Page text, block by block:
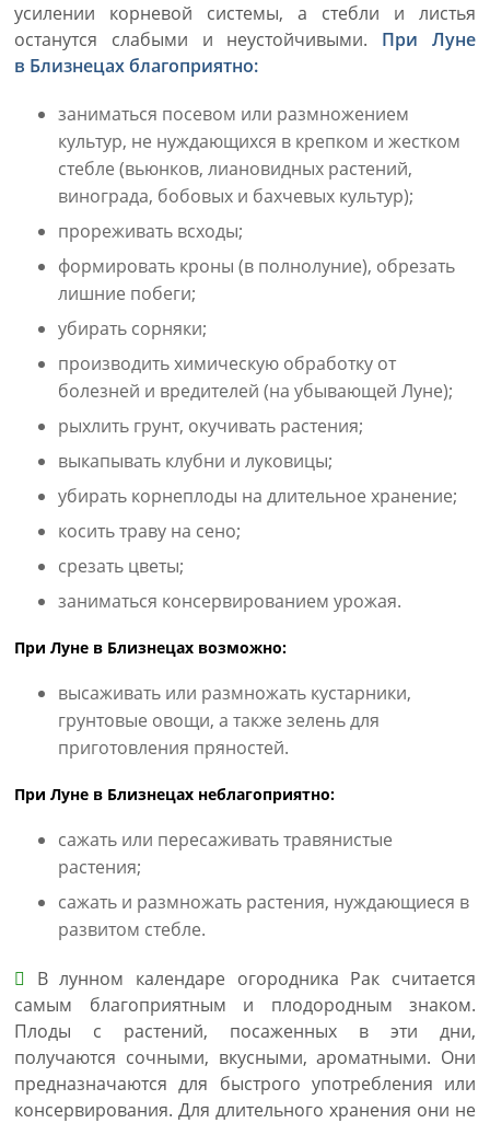
усилении корневой системы, а стебли и листья
останутся слабыми и неустойчивыми. При Луне
в Близнецах благоприятно:
заниматься посевом или размножением
культур, не нуждающихся в крепком и жестком
стебле (вьюнков, лиановидных растений,
винограда, бобовых и бахчевых культур);
прореживать всходы;
формировать кроны (в полнолуние), обрезать
лишние побеги;
убирать сорняки;
производить химическую обработку от
болезней и вредителей (на убывающей Луне);
рыхлить грунт, окучивать растения;
выкапывать клубни и луковицы;
убирать корнеплоды на длительное хранение;
косить траву на сено;
срезать цветы;
заниматься консервированием урожая.
При Луне в Близнецах возможно:
высаживать или размножать кустарники,
грунтовые овощи, а также зелень для
приготовления пряностей.
При Луне в Близнецах неблагоприятно:
сажать или пересаживать травянистые
растения;
сажать и размножать растения, нуждающиеся в
развитом стебле.
В лунном календаре огородника Рак считается
самым благоприятным и плодородным знаком.
Плоды с растений, посаженных в эти дни,
получаются сочными, вкусными, ароматными. Они
предназначаются для быстрого употребления или
консервирования. Для длительного хранения они не